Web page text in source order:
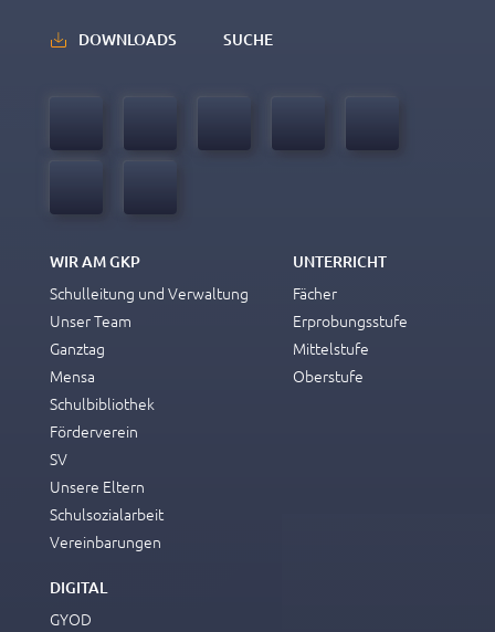
DOWNLOADS SUCHE
WIR AM GKP
Schulleitung und Verwaltung
Unser Team
Ganztag
Mensa
Schulbibliothek
Förderverein
SV
Unsere Eltern
Schulsozialarbeit
Vereinbarungen
UNTERRICHT
Fächer
Erprobungsstufe
Mittelstufe
Oberstufe
DIGITAL
GYOD